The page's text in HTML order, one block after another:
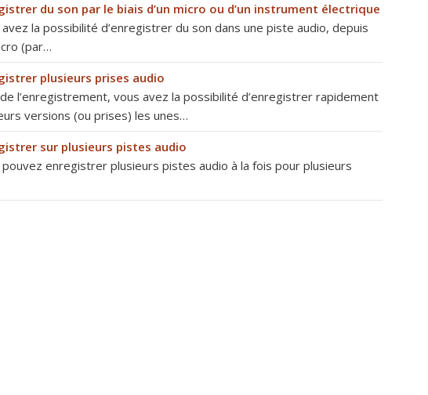
du son par le biais d’un micro ou d’un instrument électrique
avez la possibilité d’enregistrer du son dans une piste audio, depuis
(par…
plusieurs prises audio
l’enregistrement, vous avez la possibilité d’enregistrer rapidement
versions (ou prises) les unes…
sur plusieurs pistes audio
pouvez enregistrer plusieurs pistes audio à la fois pour plusieurs